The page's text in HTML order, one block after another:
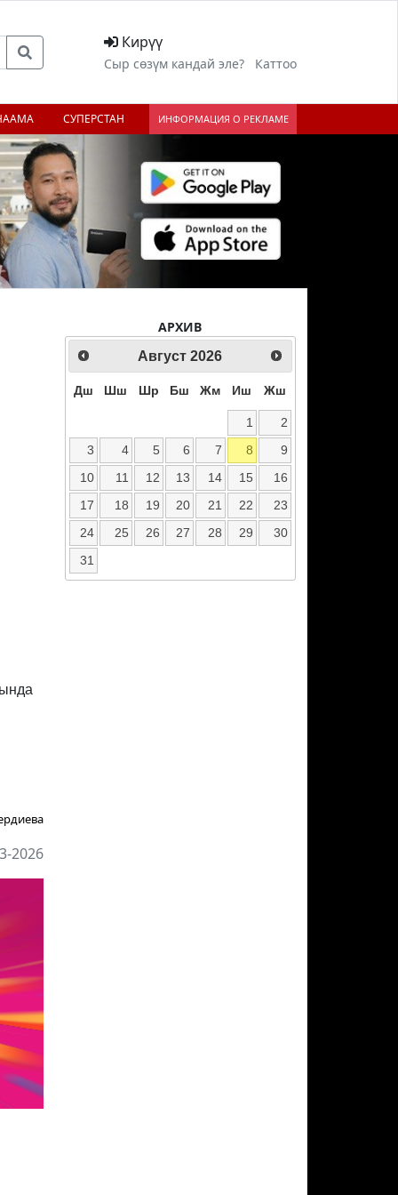
Кирүү
Сыр сөзүм кандай эле? Каттоо
СУПЕРСТАН ИНФОРМАЦИЯ О РЕКЛАМЕ
2026
АРХИВ
Август 2026
Дш Шш Шр Бш Жм Иш Жш
1
2
3
4 5 6 7 8
9
10
11 12 13 14 15
16
17
18 19 20 21 22
23
24
25 26 27 28 29
30
31